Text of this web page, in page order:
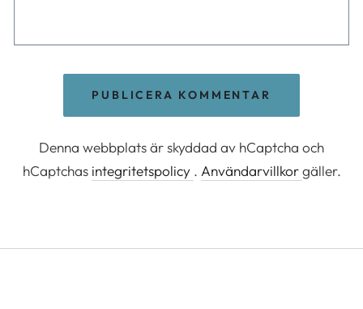
PUBLICERA KOMMENTAR
Denna webbplats är skyddad av hCaptcha och
hCaptchas integritetspolicy . Användarvillkorgäller.